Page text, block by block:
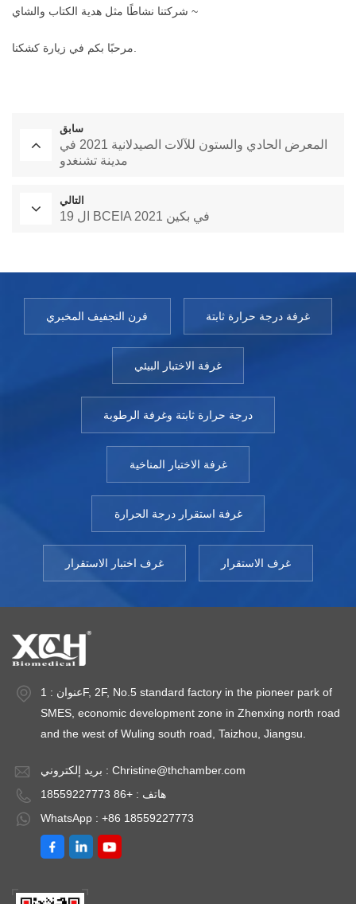
شركتنا نشاطًا مثل هدية الكتاب والشاي ~
سابق
المعرض الحادي والستون للآلات الصيدلانية 2021 في
مدينة تشنغدو
التالي
ال 19 BCEIA 2021 في بكين
فرن التجفيف المخبري غرفة درجة حرارة ثابتة
غرفة الاختبار البيئي
درجة حرارة ثابتة وغرفة الرطوبة
غرفة الاختبار المناخية
غرفة استقرار درجة الحرارة
غرف اختبار الاستقرار غرف الاستقرار
عنوان : 1F, 2F, No.5 standard factory in the pioneer park of
SMES, economic development zone in Zhenxing north road
and the west of Wuling south road, Taizhou, Jiangsu.
بريد إلكتروني : Christine@thchamber.com
هاتف : +86 18559227773
WhatsApp : +86 18559227773